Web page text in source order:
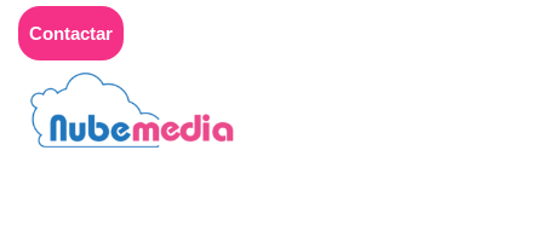
Contactar